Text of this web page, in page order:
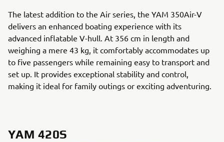
The latest addition to the Air series, the YAM 350Air-V
delivers an enhanced boating experience with its
advanced inflatable V-hull. At 356 cm in length and
weighing a mere 43 kg, it comfortably accommodates up
to five passengers while remaining easy to transport and
set up. It provides exceptional stability and control,
making it ideal for family outings or exciting adventuring.
YAM 420S